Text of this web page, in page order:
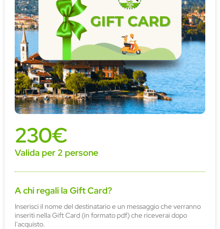
230€
Valida per 2 persone
A chi regali la Gift Card?
Inserisci il nome del destinatario e un messaggio che verranno
inseriti nella Gift Card (in formato pdf) che riceverai dopo
l'acquisto.